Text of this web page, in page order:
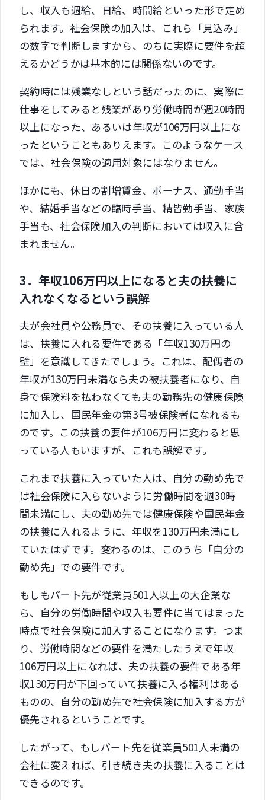
し、収入も週給、日給、時間給といった形で定め
られます。社会保険の加入は、これら「見込み」
の数字で判断しますから、のちに実際に要件を超
えるかどうかは基本的には関係ないのです。
契約時には残業なしという話だったのに、実際に
仕事をしてみると残業があり労働時間が週20時間
以上になった、あるいは年収が106万円以上にな
ったということもありえます。このようなケース
では、社会保険の適用対象にはなりません。
ほかにも、休日の割増賃金、ボーナス、通勤手当
や、結婚手当などの臨時手当、精皆勤手当、家族
手当も、社会保険加入の判断においては収入に含
まれません。
3．年収106万円以上になると夫の扶養に
入れなくなるという誤解
夫が会社員や公務員で、その扶養に入っている人
は、扶養に入れる要件である「年収130万円の
壁」を意識してきたでしょう。これは、配偶者の
年収が130万円未満なら夫の被扶養者になり、自
身で保険料を払わなくても夫の勤務先の健康保険
に加入し、国民年金の第3号被保険者になれるも
のです。この扶養の要件が106万円に変わると思
っている人もいますが、これも誤解です。
これまで扶養に入っていた人は、自分の勤め先で
は社会保険に入らないように労働時間を週30時
間未満にし、夫の勤め先では健康保険や国民年金
の扶養に入れるように、年収を130万円未満にし
ていたはずです。変わるのは、このうち「自分の
勤め先」での要件です。
もしもパート先が従業員501人以上の大企業な
ら、自分の労働時間や収入も要件に当てはまった
時点で社会保険に加入することになります。つま
り、労働時間などの要件を満たしたうえで年収
106万円以上になれば、夫の扶養の要件である年
収130万円が下回っていて扶養に入る権利はある
ものの、自分の勤め先で社会保険に加入する方が
優先されるということです。
したがって、もしパート先を従業員501人未満の
会社に変えれば、引き続き夫の扶養に入ることは
できるのです。